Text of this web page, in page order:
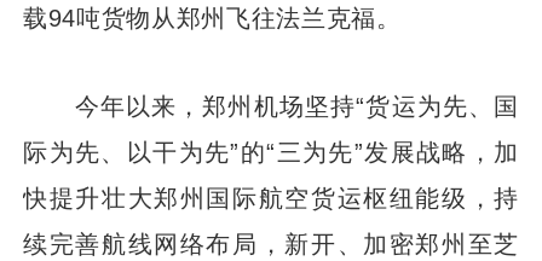
载94吨货物从郑州飞往法兰克福。
今年以来，郑州机场坚持“货运为先、国
际为先、以干为先”的“三为先”发展战略，加
快提升壮大郑州国际航空货运枢纽能级，持
续完善航线网络布局，新开、加密郑州至芝